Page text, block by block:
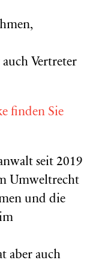
Vertreter
finden Sie
seit 2019
Umweltrecht
und die
aber auch